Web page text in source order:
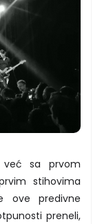
sa prvom
stihovima
ove predivne
preneli,